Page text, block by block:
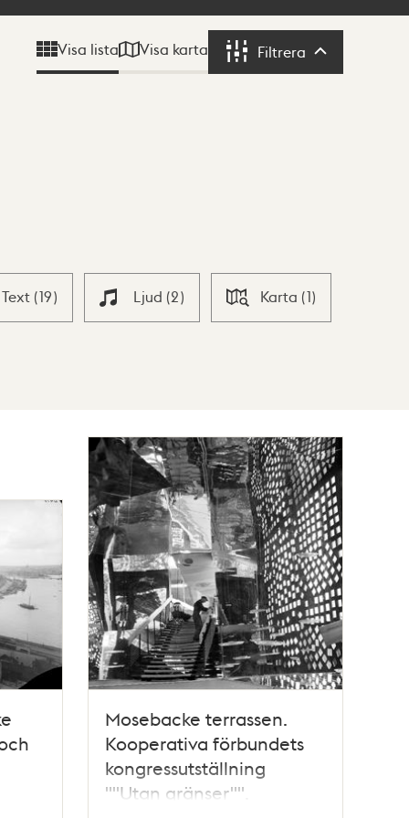
Visa lista Visa karta Filtrera Filtrera
Text (19) Ljud (2) Karta (1)
Mosebacke terrassen.
Kooperativa förbundets
kongressutställning
""Utan gränser"".